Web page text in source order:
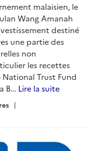
malaisien, le
Wang Amanah
destiné
une partie des
non
les recettes
National Trust Fund
B... Lire la suite